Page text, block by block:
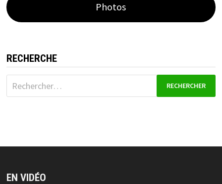
Photos
RECHERCHE
Rechercher :
EN VIDÉO